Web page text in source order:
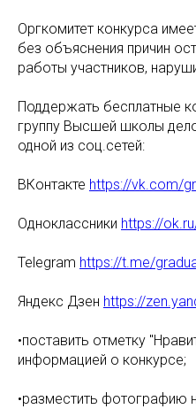
Оргкомитет конкурса
без объяснения причин
работы участников,
Поддержать бесплатные
группу Высшей школы
одной из соц.сетей:
ВКонтакте https://vk.com/
Одноклассники https://
Telegram https://t.me/
Яндекс Дзен https://
•поставить отметку
информацией о конкурсе;
•разместить фотографию